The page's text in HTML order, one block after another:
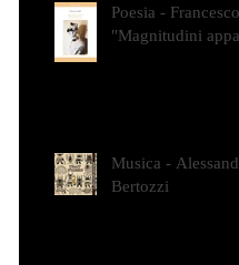
Poesia -
"Magnitudini
Musica -
Bertozzi